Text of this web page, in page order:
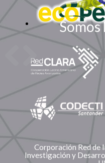
Corporación Red de
Investigación y